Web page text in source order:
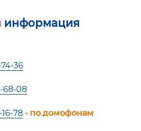
информация
36
68-08
78 - по домофонам